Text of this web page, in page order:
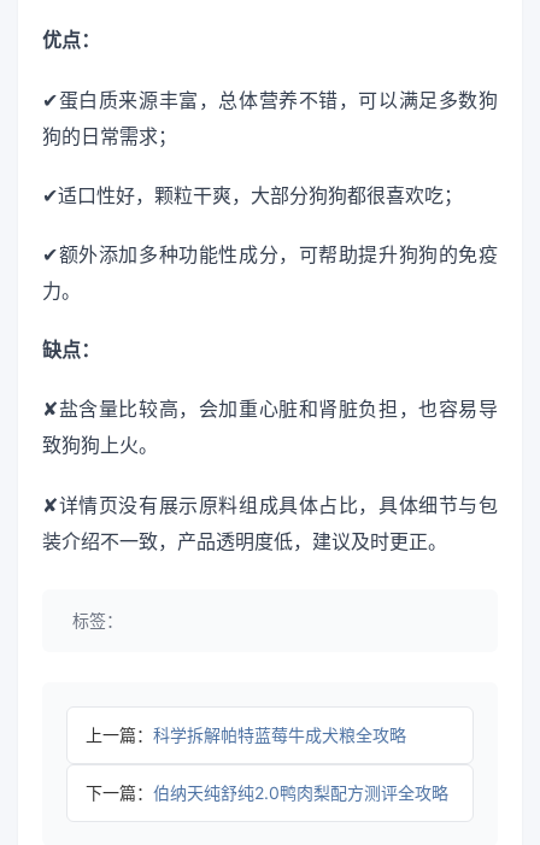
优点：
✔蛋白质来源丰富，总体营养不错，可以满足多数狗
狗的日常需求；
✔适口性好，颗粒干爽，大部分狗狗都很喜欢吃；
✔额外添加多种功能性成分，可帮助提升狗狗的免疫
力。
缺点：
✘盐含量比较高，会加重心脏和肾脏负担，也容易导
致狗狗上火。
✘详情页没有展示原料组成具体占比，具体细节与包
装介绍不一致，产品透明度低，建议及时更正。
标签：
上一篇： 科学拆解帕特蓝莓牛成犬粮全攻略
下一篇： 伯纳天纯舒纯2.0鸭肉梨配方测评全攻略